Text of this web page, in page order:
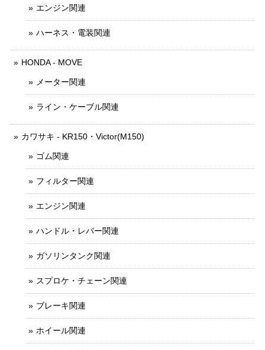
エンジン関連
ハーネス・電装関連
HONDA - MOVE
メーター関連
ライン・ケーブル関連
カワサキ - KR150・Victor(M150)
ゴム関連
フィルター関連
エンジン関連
ハンドル・レバー関連
ガソリンタンク関連
スプロケ・チェーン関連
ブレーキ関連
ホイール関連